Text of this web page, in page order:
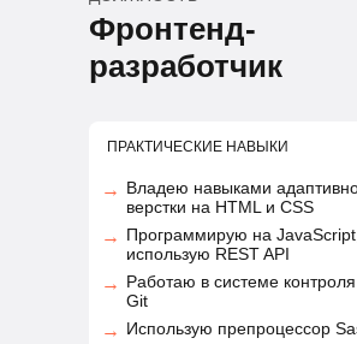
ПРАКТИЧЕСКИЕ НАВЫКИ
Владею навыками
верстки на HTML и CSS
Фронтенд-
разработчик
Программирую на JavaScript,
использую REST API
Работаю в системе
Git
Использую препроцессор
→
→
→
→